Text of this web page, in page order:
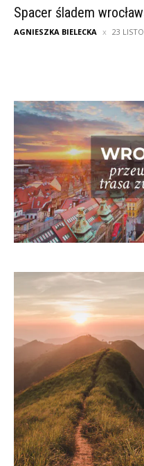
Spacer śladem
AGNIESZKA BIELECKA 23